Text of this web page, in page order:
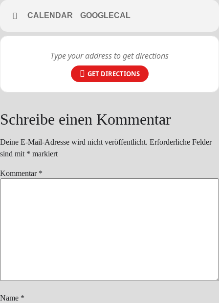
CALENDAR GOOGLECAL
GET DIRECTIONS
Schreibe einen Kommentar
Deine E-Mail-Adresse wird nicht veröffentlicht. Erforderliche Felder
sind mit * markiert
Kommentar *
Name *